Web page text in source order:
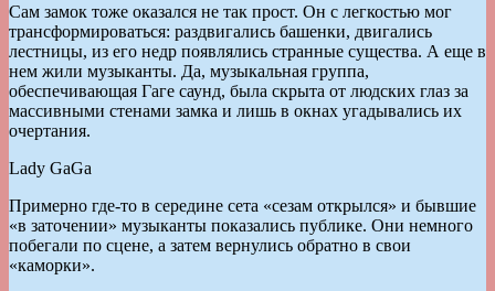
Сам замок тоже оказался не так прост. Он с легкостью мог
трансформироваться: раздвигались башенки, двигались
лестницы, из его недр появлялись странные существа. А еще в
нем жили музыканты. Да, музыкальная группа,
обеспечивающая Гаге саунд, была скрыта от людских глаз за
массивными стенами замка и лишь в окнах угадывались их
очертания.
Lady GaGa
Примерно где-то в середине сета «сезам открылся» и бывшие
«в заточении» музыканты показались публике. Они немного
побегали по сцене, а затем вернулись обратно в свои
«каморки».